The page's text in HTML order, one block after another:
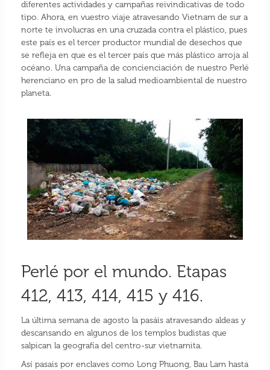
diferentes actividades y campañas reivindicativas de todo
tipo. Ahora, en vuestro viaje atravesando Vietnam de sur a
norte te involucras en una cruzada contra el plástico, pues
este país es el tercer productor mundial de desechos que
se refleja en que es el tercer país que más plástico arroja al
océano. Una campaña de concienciación de nuestro Perlé
herenciano en pro de la salud medioambiental de nuestro
planeta.
Perlé por el mundo. Etapas
412, 413, 414, 415 y 416.
La última semana de agosto la pasáis atravesando aldeas y
descansando en algunos de los templos budistas que
salpican la geografía del centro-sur vietnamita.
Así pasais por enclaves como Long Phuong, Bau Lam hasta